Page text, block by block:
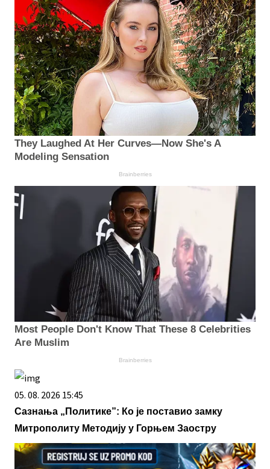
They Laughed At Her Curves—Now She's A
Modeling Sensation
Brainberries
Most People Don't Know That These 8 Celebrities
Are Muslim
Brainberries
05. 08. 2026 15:45
Сазнања „Политике”: Ко је поставио замку
Митрополиту Методију у Горњем Заостру